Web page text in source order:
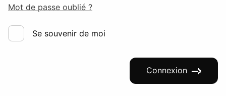
Mot de passe oublié ?
Se souvenir de moi
Connexion